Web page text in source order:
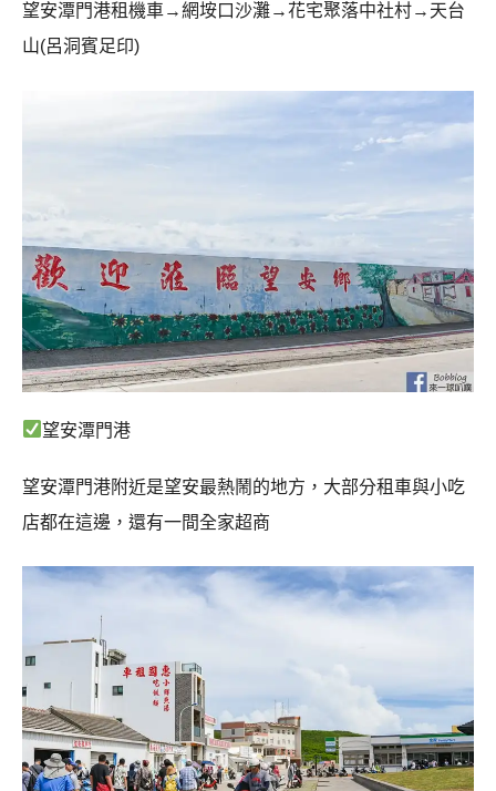
望安潭門港租機車→網垵口沙灘→花宅聚落中社村→天台
山(呂洞賓足印)
望安潭門港
望安潭門港附近是望安最熱鬧的地方，大部分租車與小吃
店都在這邊，還有一間全家超商